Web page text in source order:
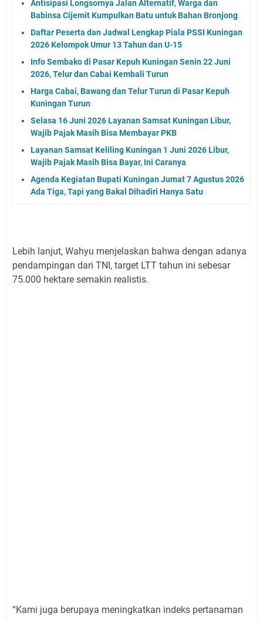
Antisipasi Longsornya Jalan Alternatif, Warga dan
Babinsa Cijemit Kumpulkan Batu untuk Bahan Bronjong
Daftar Peserta dan Jadwal Lengkap Piala PSSI Kuningan
2026 Kelompok Umur 13 Tahun dan U-15
Info Sembako di Pasar Kepuh Kuningan Senin 22 Juni
2026, Telur dan Cabai Kembali Turun
Harga Cabai, Bawang dan Telur Turun di Pasar Kepuh
Kuningan Turun
Selasa 16 Juni 2026 Layanan Samsat Kuningan Libur,
Wajib Pajak Masih Bisa Membayar PKB
Layanan Samsat Keliling Kuningan 1 Juni 2026 Libur,
Wajib Pajak Masih Bisa Bayar, Ini Caranya
Agenda Kegiatan Bupati Kuningan Jumat 7 Agustus 2026
Ada Tiga, Tapi yang Bakal Dihadiri Hanya Satu
Lebih lanjut, Wahyu menjelaskan bahwa dengan adanya
pendampingan dari TNI, target LTT tahun ini sebesar
75.000 hektare semakin realistis.
“Kami juga berupaya meningkatkan indeks pertanaman